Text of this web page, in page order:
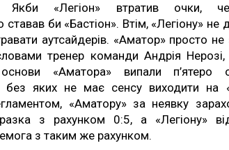
Якби «Легіон» втратив очки,
ставав би «Бастіон». Втім, «Легіону» не
аутсайдерів. «Аматор» просто не
тренер команди Андрія Нерозі,
«Аматора» випали п’ятеро
без яких не має сенсу виходити на
«Аматору» за неявку
з рахунком 0:5, а «Легіону»
з таким же рахунком.